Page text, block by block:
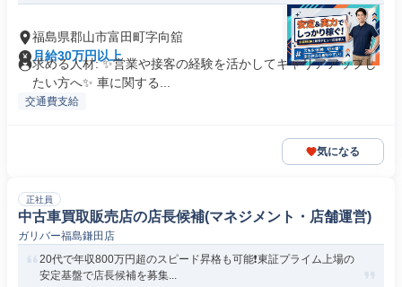
福島県郡山市富田町字向舘
月給30万円以上
求める人材: ✨️営業や接客の経験を活かしてキャリアアップし
たい方へ✨️ 車に関する...
交通費支給
気になる
正社員
中古車買取販売店の店長候補(マネジメント・店舗運営)
ガリバー福島鎌田店
20代で年収800万円超のスピード昇格も可能❗️東証プライム上場の
安定基盤で店長候補を募集...